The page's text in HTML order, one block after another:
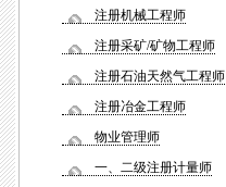
注册机械工程师
注册采矿/矿物工程师
注册石油天然气工程师
注册冶金工程师
物业管理师
一、二级注册计量师